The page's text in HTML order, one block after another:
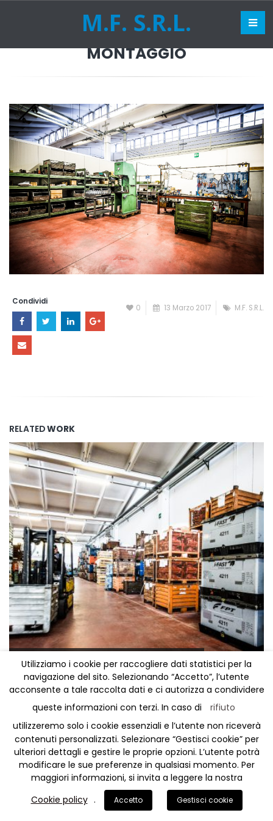
M.F. S.R.L.
MONTAGGIO
0 13 Marzo 2017 M.F. S.R.L.
Condividi
RELATEDWORK
LOGISTICA E MAGAZZINO
M.F. S.R.L.
© Copyright 2017. All Rights Reserved.
Utilizziamo i cookie per raccogliere dati statistici per la
navigazione del sito. Selezionando “Accetto”, l’utente
acconsente a tale raccolta dati e ci autorizza a condividere
queste informazioni con terzi. In caso di
rifiuto
utilizzeremo solo i cookie essenziali e l’utente non riceverà
contenuti personalizzati. Selezionare “Gestisci cookie” per
ulteriori dettagli e gestire le proprie opzioni. L’utente potrà
modificare le sue preferenze in qualsiasi momento. Per
maggiori informazioni, si invita a leggere la nostra
Cookie policy . Accetto Gestisci cookie